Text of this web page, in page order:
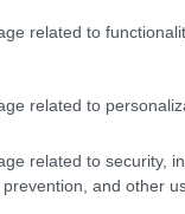
related to
related to
related to security,
and other